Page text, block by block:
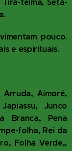
teima, Seta-
pouco.
e espirituais.
Aimoré,
Junco
Branca, Pena
folha, Rei da
Folha Verde,,